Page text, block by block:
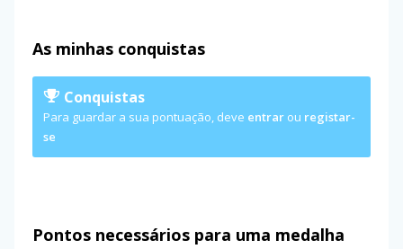
As minhas conquistas
Conquistas
Para guardar a sua pontuação, deve entrar ou registar-
se
Pontos necessários para uma medalha